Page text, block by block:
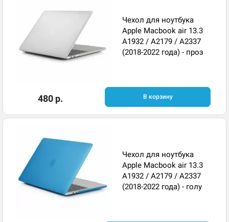
Чехол для ноутбука
Apple Macbook air 13.3
A1932 / A2179 / A2337
(2018-2022 года) - проз
480 р. В корзину
Чехол для ноутбука
Apple Macbook air 13.3
A1932 / A2179 / A2337
(2018-2022 года) - голу